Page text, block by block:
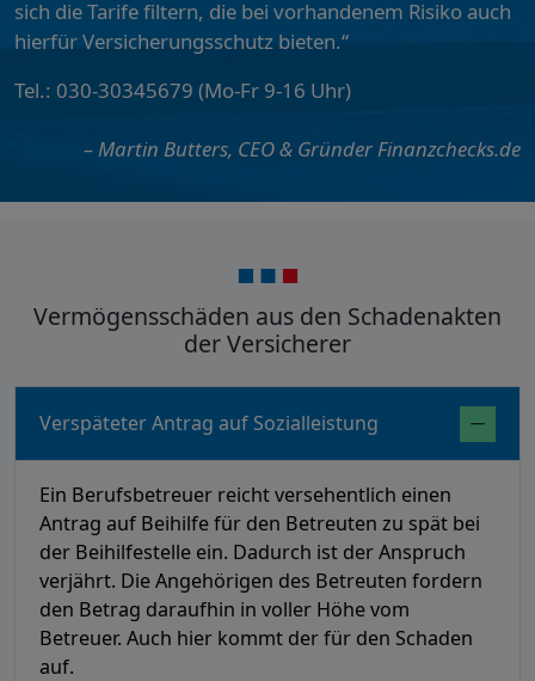
sich die Tarife filtern, die bei vorhandenem Risiko auch
hierfür Versicherungsschutz bieten.“
Tel.: 030-30345679 (Mo-Fr 9-16 Uhr)
– Martin Butters, CEO & Gründer Finanzchecks.de
Vermögensschäden aus den Schadenakten
der Versicherer
Verspäteter Antrag auf Sozialleistung
Ein Berufsbetreuer reicht versehentlich einen
Antrag auf Beihilfe für den Betreuten zu spät bei
der Beihilfestelle ein. Dadurch ist der Anspruch
verjährt. Die Angehörigen des Betreuten fordern
den Betrag daraufhin in voller Höhe vom
Betreuer. Auch hier kommt der für den Schaden
auf.